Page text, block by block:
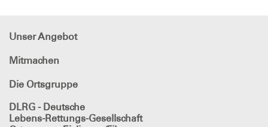
Unser Angebot
Mitmachen
Die Ortsgruppe
DLRG - Deutsche
Lebens-Rettungs-Gesellschaft